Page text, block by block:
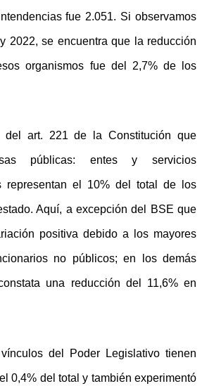
fue 2.051. Si observamos
2022, se encuentra que la reducción
organismos fue del 2,7% de los
del art. 221 de la Constitución que
públicas: entes y servicios
representan el 10% del total de los
Aquí, a excepción del BSE que
positiva debido a los mayores
no públicos; en los demás
una reducción del 11,6% en
del Poder Legislativo tienen
0,4% del total y también experimentó